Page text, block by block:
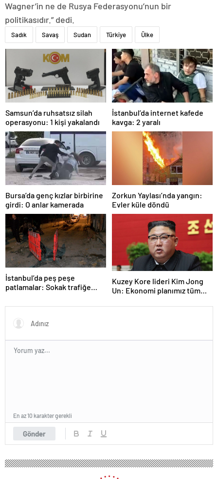
Wagner’in ne de Rusya Federasyonu’nun bir
politikasıdır.” dedi.
Sadık Savaş Sudan Türkiye Ülke
Samsun’da ruhsatsız silah
operasyonu: 1 kişi yakalandı
İstanbul’da internet kafede
kavga: 2 yaralı
Bursa’da genç kızlar birbirine
girdi: O anlar kamerada
Zorkun Yaylası’nda yangın:
Evler küle döndü
İstanbul’da peş peşe
patlamalar: Sokak trafiğe
Kuzey Kore lideri Kim Jong
Un: Ekonomi planımız tüm
Gönder
En az 10 karakter gerekli